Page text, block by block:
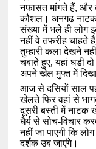
नफासत मांगते हैं, और
कौशल। अनगढ नाटक
संख्या में भले ही लोग
नहीं वे तफरीह चाहते हैं
तुम्हारी कला देखने
चबाते हुए, यहां घडी
अपने खेल मुफ्त में
आज से दसियों साल
खेलते फिर वहां से
दूसरी बस्ती में नाटक
धैर्य से सोच-विचार
नहीं जा पाएगी कि
दर्शक उब जाएंगे।